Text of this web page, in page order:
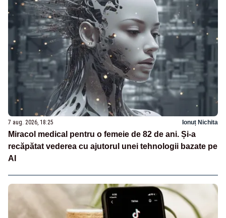
7 aug. 2026, 18:25 Ionuț Nichita
Miracol medical pentru o femeie de 82 de ani. Și-a
recăpătat vederea cu ajutorul unei tehnologii bazate pe
AI